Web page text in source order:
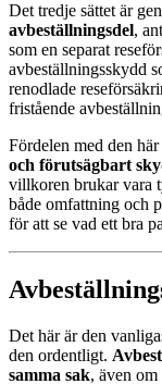
Det tredje sättet är
avbeställningsdel,
som en separat
avbeställningsskydd
renodlade
fristående
Fördelen med den
och förutsägbart
villkoren brukar vara
både omfattning och
för att se vad ett bra
Det här är den
den ordentligt.
samma sak, även